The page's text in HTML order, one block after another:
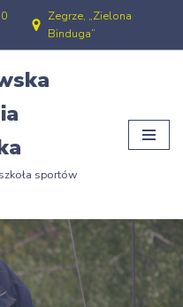
Zegrze, „Zielona
Binduga”
sportów